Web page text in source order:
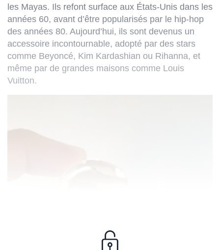
les Mayas. Ils refont surface aux États-Unis dans les
années 60, avant d’être popularisés par le hip-hop
des années 80. Aujourd’hui, ils sont devenus un
accessoire incontournable, adopté par des stars
comme Beyoncé, Kim Kardashian ou Rihanna, et
même par de grandes maisons comme Louis
Vuitton.